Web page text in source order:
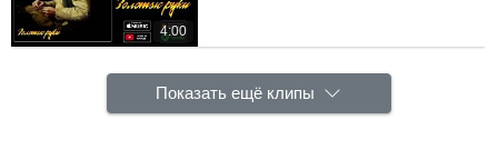
4:00
Показать ещё клипы